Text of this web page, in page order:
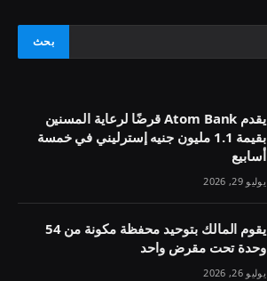
يقدم Atom Bank قرضًا لرعاية المسنين
بقيمة 1.1 مليون جنيه إسترليني في خمسة
أسابيع
يوليو 29, 2026
يقوم المالك بتوحيد محفظة مكونة من 54
وحدة تحت مقرض واحد
يوليو 26, 2026